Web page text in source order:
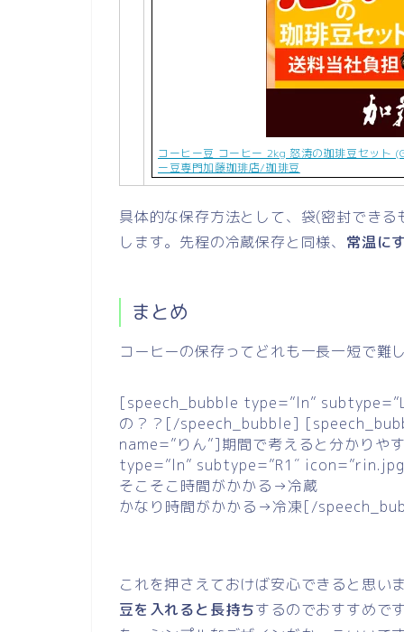
コーヒー豆 コーヒー 2kg 怒涛の珈琲豆セット
ー豆専門加藤珈琲店/珈琲豆
具体的な保存方法として、袋(密封でき
します。先程の冷蔵保存と同様、 常温に
まとめ
コーヒーの保存ってどれも一長一短で難
[speech_bubble type=”ln”
の？？[/speech_bubble]
name=”りん”]期間で考えると分かり
type=”ln” subtype=”R1″
そこそこ時間がかかる→冷蔵
かなり時間がかかる→冷凍[/
これを押さえておけば安心できると思い
豆を入れると長持ちするのでおすすめで